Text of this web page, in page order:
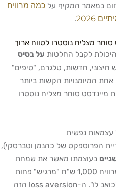
במאמר המקיף על כמה מרוויח
2026
.
מצליח נוסטרו לטווח ארוך
לקבל החלטות על בסיס
חיצוני, חדשות, טלגרם, "טיפים"
המיומנויות הקשות ביותר
מיינדסט סוחר מצליח נוסטרו
הפרוספקט של כהנמן וטברסקי),
בעוצמתו מאשר את שמחת
הרווח המקביל. זה אומר שסוחר שמרוויח 1,000 ש"ח "מרגיש" פחות
ממה שסוחר שמפסיד 1,000 ש"ח "כואב לו". ה-loss aversion הזה